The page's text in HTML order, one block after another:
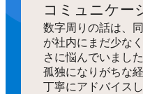
コミュニケー
数字周りの話は、
が社内にまだ少な
さに悩んでいました
孤独になりがちな
丁寧にアドバイス